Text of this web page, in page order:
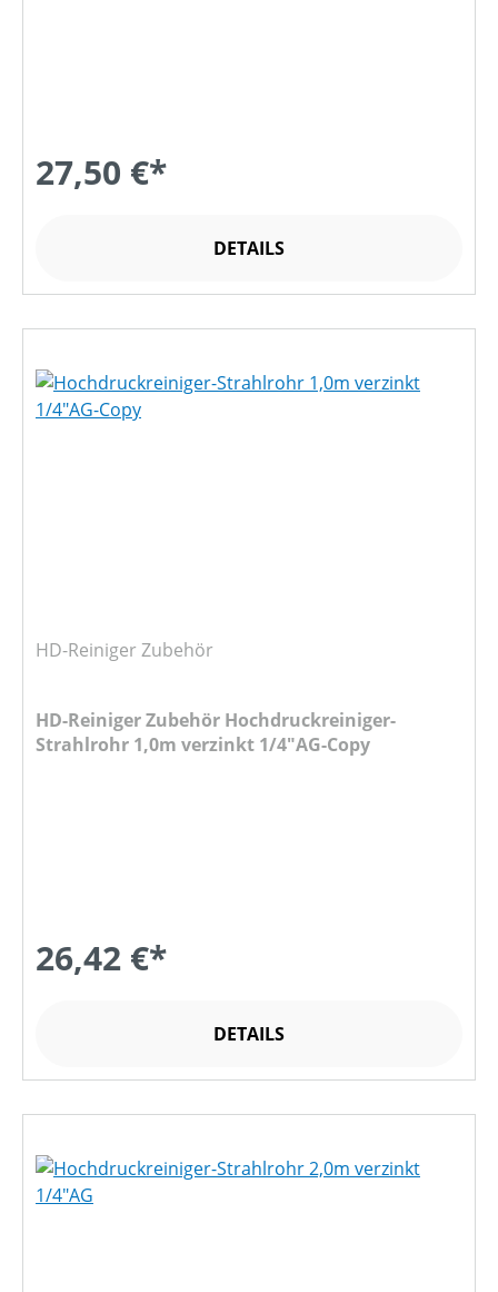
27,50 €*
DETAILS
HD-Reiniger Zubehör
HD-Reiniger Zubehör Hochdruckreiniger-
Strahlrohr 1,0m verzinkt 1/4"AG-Copy
26,42 €*
DETAILS